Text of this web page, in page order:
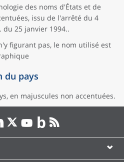
des noms d'États et de
issu de l'arrêté du 4
du 25 janvier 1994..
figurant pas, le nom utilisé est
du pays
en majuscules non accentuées.